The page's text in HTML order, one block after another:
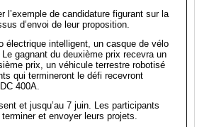
l’exemple de candidature figurant sur la
d’envoi de leur proposition.
électrique intelligent, un casque de vélo
gagnant du deuxième prix recevra un
prix, un véhicule terrestre robotisé
qui termineront le défi recevront
400A.
et jusqu’au 7 juin. Les participants
et envoyer leurs projets.